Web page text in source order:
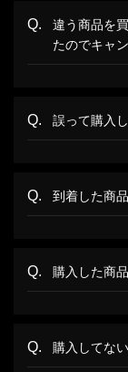
違う商品を
たのでキャ
誤って購入
到着した商
購入した商
購入してな